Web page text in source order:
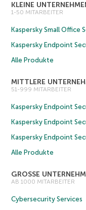
KLEINE
1-50 MITARBEITER
Kaspersky Small Office
Kaspersky Endpoint
Alle Produkte
MITTLERE
51-999 MITARBEITER
Kaspersky Endpoint
Kaspersky Endpoint
Kaspersky Endpoint
Alle Produkte
GROSSE
AB 1000 MITARBEITER
Cybersecurity Services